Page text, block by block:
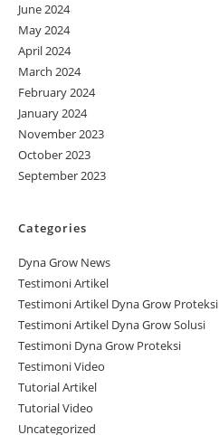
June 2024
May 2024
April 2024
March 2024
February 2024
January 2024
November 2023
October 2023
September 2023
Categories
Dyna Grow News
Testimoni Artikel
Testimoni Artikel Dyna Grow Proteksi
Testimoni Artikel Dyna Grow Solusi
Testimoni Dyna Grow Proteksi
Testimoni Video
Tutorial Artikel
Tutorial Video
Uncategorized